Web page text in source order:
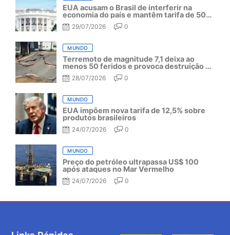
EUA acusam o Brasil de interferir na
economia do país e mantêm tarifa de 50%
por mais um ano
29/07/2026 0
MUNDO
Terremoto de magnitude 7,1 deixa ao
menos 50 feridos e provoca destruição no
Japão
28/07/2026 0
MUNDO
EUA impõem nova tarifa de 12,5% sobre
produtos brasileiros
24/07/2026 0
MUNDO
Preço do petróleo ultrapassa US$ 100
após ataques no Mar Vermelho
24/07/2026 0